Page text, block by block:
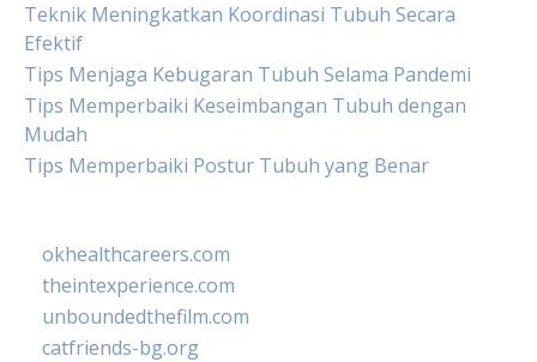
Teknik Meningkatkan Koordinasi Tubuh Secara
Efektif
Tips Menjaga Kebugaran Tubuh Selama Pandemi
Tips Memperbaiki Keseimbangan Tubuh dengan
Mudah
Tips Memperbaiki Postur Tubuh yang Benar
okhealthcareers.com
theintexperience.com
unboundedthefilm.com
catfriends-bg.org